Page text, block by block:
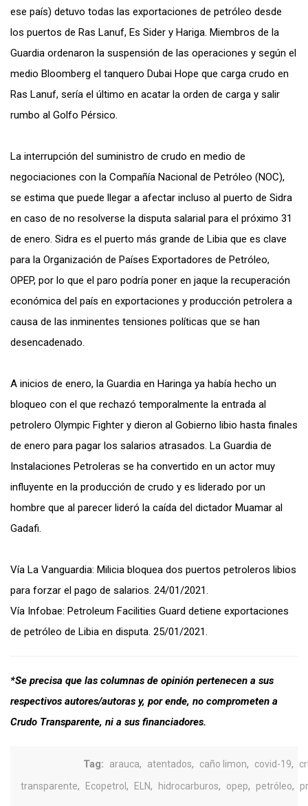
ese país) detuvo todas las exportaciones de petróleo desde
los puertos de Ras Lanuf, Es Sider y Hariga. Miembros de la
Guardia ordenaron la suspensión de las operaciones y según el
medio Bloomberg el tanquero Dubai Hope que carga crudo en
Ras Lanuf, sería el último en acatar la orden de carga y salir
rumbo al Golfo Pérsico.
La interrupción del suministro de crudo en medio de
negociaciones con la Compañía Nacional de Petróleo (NOC),
se estima que puede llegar a afectar incluso al puerto de Sidra
en caso de no resolverse la disputa salarial para el próximo 31
de enero. Sidra es el puerto más grande de Libia que es clave
para la Organización de Países Exportadores de Petróleo,
OPEP, por lo que el paro podría poner en jaque la recuperación
económica del país en exportaciones y producción petrolera a
causa de las inminentes tensiones políticas que se han
desencadenado.
A inicios de enero, la Guardia en Haringa ya había hecho un
bloqueo con el que rechazó temporalmente la entrada al
petrolero Olympic Fighter y dieron al Gobierno libio hasta finales
de enero para pagar los salarios atrasados. La Guardia de
Instalaciones Petroleras se ha convertido en un actor muy
influyente en la producción de crudo y es liderado por un
hombre que al parecer lideró la caída del dictador Muamar al
Gadafi.
Vía La Vanguardia: Milicia bloquea dos puertos petroleros libios
para forzar el pago de salarios. 24/01/2021.
Vía Infobae: Petroleum Facilities Guard detiene exportaciones
de petróleo de Libia en disputa. 25/01/2021.
*Se precisa que las columnas de opinión pertenecen a sus
respectivos autores/autoras y, por ende, no comprometen a
Crudo Transparente, ni a sus financiadores.
Tag: arauca, atentados, caño limon, covid-19,
transparente, Ecopetrol , ELN, hidrocarburos, opep, petróleo,